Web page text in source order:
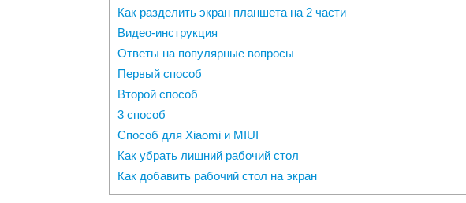
Как разделить экран планшета на 2 части
Видео-инструкция
Ответы на популярные вопросы
Первый способ
Второй способ
3 способ
Способ для Xiaomi и MIUI
Как убрать лишний рабочий стол
Как добавить рабочий стол на экран